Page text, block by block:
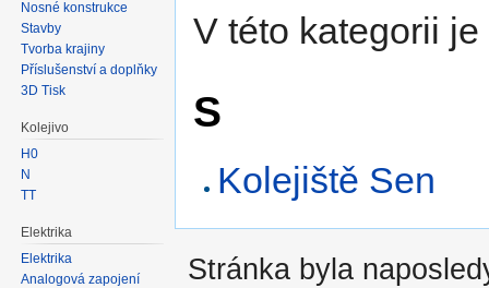
V této kategorii
S
Kolejiště Sen
Nosné konstrukce
Stavby
Tvorba krajiny
Příslušenství a doplňky
3D Tisk
Kolejivo
H0
N
TT
Elektrika
Elektrika
Analogová zapojení
Stránka byla